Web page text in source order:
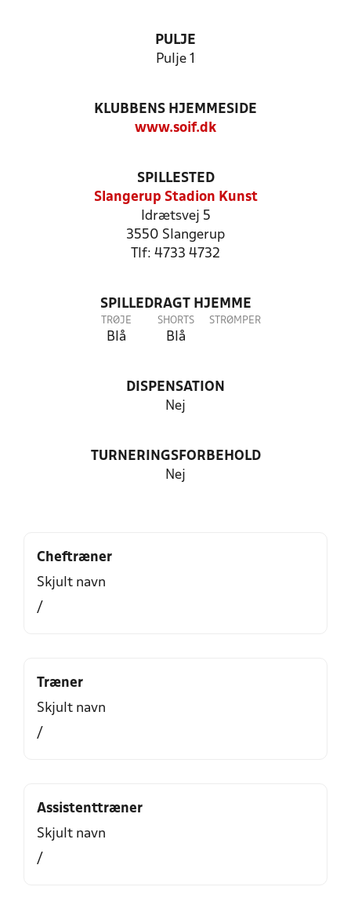
PULJE
Pulje 1
KLUBBENS HJEMMESIDE
www.soif.dk
SPILLESTED
Slangerup Stadion Kunst
Idrætsvej 5
3550 Slangerup
Tlf: 4733 4732
SPILLEDRAGT HJEMME
TRØJE
Blå
SHORTS
Blå
STRØMPER
DISPENSATION
Nej
TURNERINGSFORBEHOLD
Nej
Cheftræner
Skjult navn
/
Træner
Skjult navn
/
Assistenttræner
Skjult navn
/